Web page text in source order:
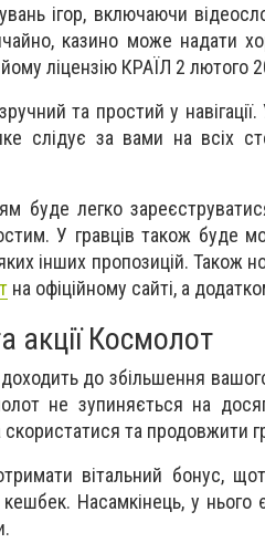
ігор, включаючи
казино може надати
ліцензію КРАЇЛ 2 лютого
та простий у
слідує за вами на всіх
буде легко
У гравців також буде
інших пропозицій. Також
на офіційному сайті, а
акції Космолот
до збільшення
не зупиняється на
та продовжити
вітальний бонус,
Насамкінець, у нього